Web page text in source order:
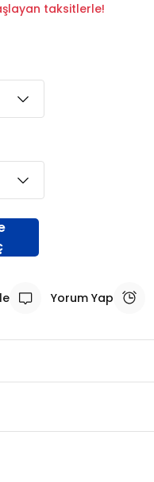
taksitlerle!
Yorum Yap